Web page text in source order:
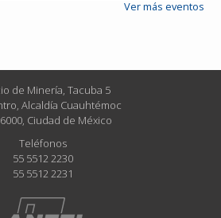
Ver más eventos
de Minería, Tacuba 5
Alcaldía Cuauhtémoc
Ciudad de México
Teléfonos
55 5512 2230
55 5512 2231